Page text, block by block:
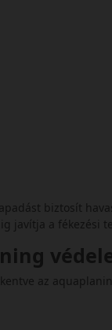
biztosít
javítja a fékezési
az